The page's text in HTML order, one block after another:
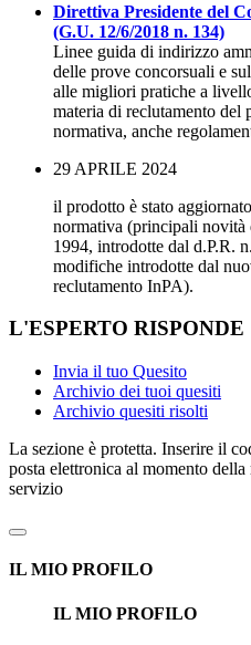
Direttiva Presidente del
(G.U. 12/6/2018 n. 134)
Linee guida di indirizzo
delle prove concorsuali e
alle migliori pratiche a
materia di reclutamento del
normativa, anche
29 APRILE 2024
il prodotto è stato
normativa (principali novità
1994, introdotte dal d.P.R.
modifiche introdotte dal
reclutamento InPA).
L'ESPERTO RISPONDE
Invia il tuo Quesito
Archivio dei tuoi quesiti
Archivio quesiti risolti
La sezione è protetta. Inserire il
posta elettronica al momento
servizio
IL MIO PROFILO
IL MIO PROFILO